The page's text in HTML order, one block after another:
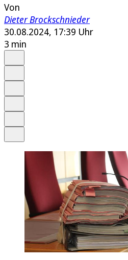
Von
Dieter Brockschnieder
30.08.2024, 17:39 Uhr
3 min